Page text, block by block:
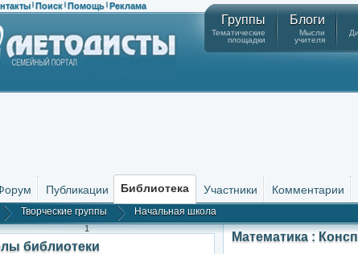
| Поиск | Помощь | Реклама
Группы
Тематические
площадки
Блоги
Мысли
учителя
Публикации Библиотека Участники Комментарии
Творческие группы Начальная школа
1
библиотеки
Математика :